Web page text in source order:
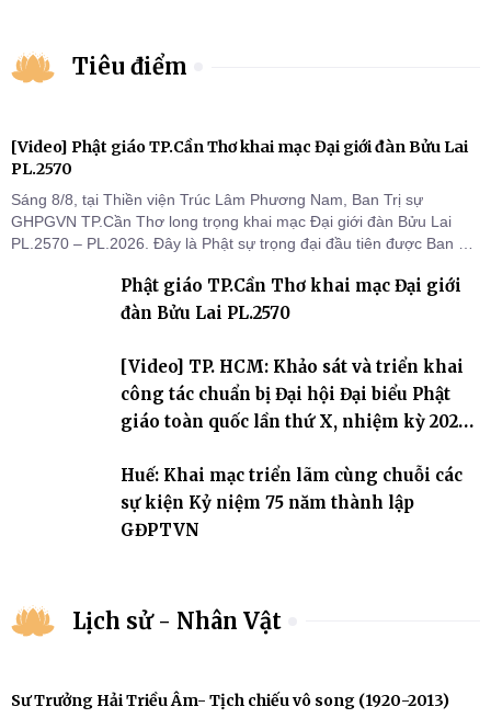
Tiêu điểm
[Video] Phật giáo TP.Cần Thơ khai mạc Đại giới đàn Bửu Lai
PL.2570
Sáng 8/8, tại Thiền viện Trúc Lâm Phương Nam, Ban Trị sự
GHPGVN TP.Cần Thơ long trọng khai mạc Đại giới đàn Bửu Lai
PL.2570 – PL.2026. Đây là Phật sự trọng đại đầu tiên được Ban Trị
thứ I, thể hiện sự quan tâm đối với công tác truyền giới, đào tạo
Tăng tài và tiếp nối mạng mạch Tăng-g
Phật giáo TP.Cần Thơ khai mạc Đại giới
đàn Bửu Lai PL.2570
[Video] TP. HCM: Khảo sát và triển khai
công tác chuẩn bị Đại hội Đại biểu Phật
giáo toàn quốc lần thứ X, nhiệm kỳ 2026-
Huế: Khai mạc triển lãm cùng chuỗi các
sự kiện Kỷ niệm 75 năm thành lập
GĐPTVN
Lịch sử - Nhân Vật
Sư Trưởng Hải Triều Âm- Tịch chiếu vô song (1920-2013)